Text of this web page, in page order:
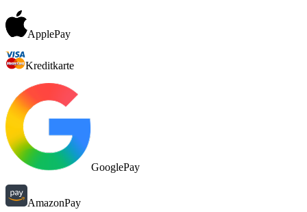
ApplePay
Kreditkarte
GooglePay
AmazonPay